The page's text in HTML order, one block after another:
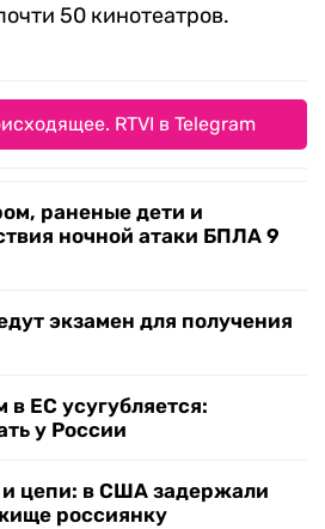
50 кинотеатров.
RTVI в Telegram
раненые дети и
ночной атаки БПЛА 9
экзамен для получения
в ЕС усугубляется:
у России
цепи: в США задержали
россиянку